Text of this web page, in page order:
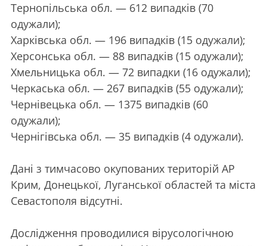
Тернопільська обл. — 612 випадків (70
одужали);
Харківська обл. — 196 випадків (15 одужали);
Херсонська обл. — 88 випадків (15 одужали);
Хмельницька обл. — 72 випадки (16 одужали);
Черкаська обл. — 267 випадків (55 одужали);
Чернівецька обл. — 1375 випадків (60
одужали);
Чернігівська обл. — 35 випадків (4 одужали).
Дані з тимчасово окупованих територій АР
Крим, Донецької, Луганської областей та міста
Севастополя відсутні.
Дослідження проводилися вірусологічною